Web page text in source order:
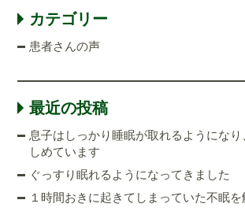
カテゴリー
患者さんの声
最近の投稿
息子はしっかり睡眠が取れるようにな
しめています
ぐっすり眠れるようになってきました
１時間おきに起きてしまっていた不眠を